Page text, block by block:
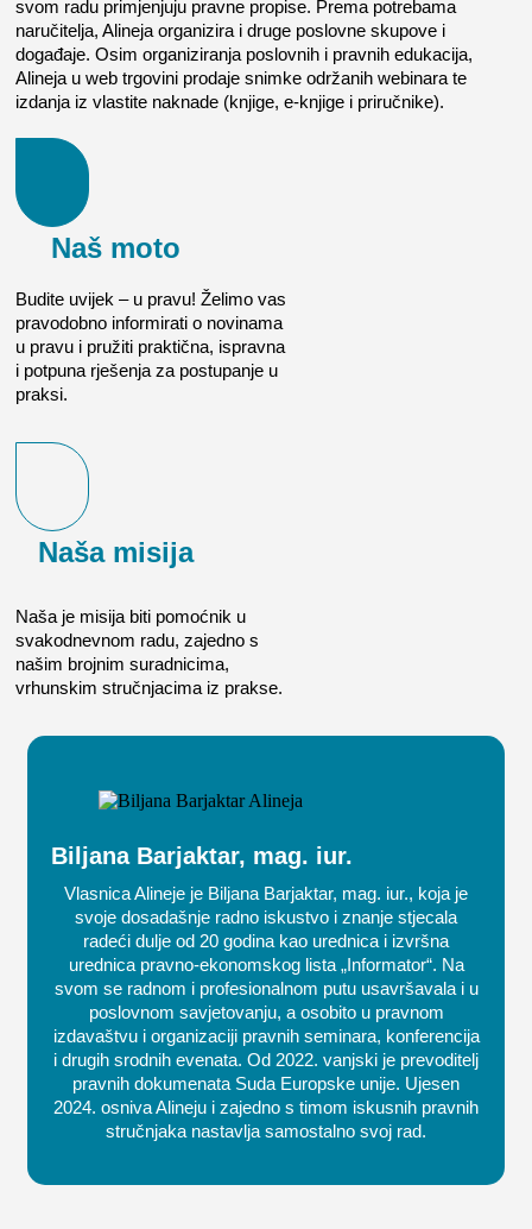
svom radu primjenjuju pravne propise. Prema potrebama
naručitelja, Alineja organizira i druge poslovne skupove i
događaje. Osim organiziranja poslovnih i pravnih edukacija,
Alineja u web trgovini prodaje snimke održanih webinara te
izdanja iz vlastite naknade (knjige, e-knjige i priručnike).
Naš moto
Budite uvijek – u pravu! Želimo vas
pravodobno informirati o novinama
u pravu i pružiti praktična, ispravna
i potpuna rješenja za postupanje u
praksi.
Naša misija
Naša je misija biti pomoćnik u
svakodnevnom radu, zajedno s
našim brojnim suradnicima,
vrhunskim stručnjacima iz prakse.
Biljana Barjaktar, mag. iur.
Vlasnica Alineje je Biljana Barjaktar, mag. iur., koja je
svoje dosadašnje radno iskustvo i znanje stjecala
radeći dulje od 20 godina kao urednica i izvršna
urednica pravno-ekonomskog lista „Informator“. Na
svom se radnom i profesionalnom putu usavršavala i u
poslovnom savjetovanju, a osobito u pravnom
izdavaštvu i organizaciji pravnih seminara, konferencija
i drugih srodnih evenata. Od 2022. vanjski je prevoditelj
pravnih dokumenata Suda Europske unije. Ujesen
2024. osniva Alineju i zajedno s timom iskusnih pravnih
stručnjaka nastavlja samostalno svoj rad.